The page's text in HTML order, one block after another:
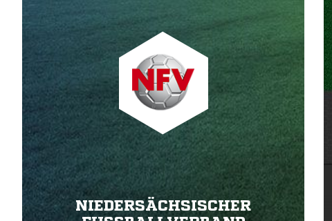
NIEDERSÄCHSISCHER